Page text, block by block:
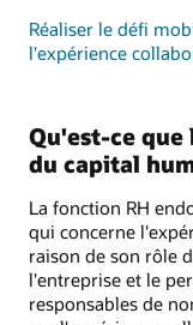
Réaliser le défi
l'expérience
Qu'est-ce que
du capital
La fonction RH
qui concerne
raison de son rôle
l'entreprise et le
responsables de